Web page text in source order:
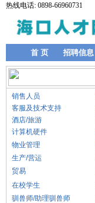
热线电话: 0898-66960731
首 页 招聘信息
销售人员
客服及技术支持
酒店/旅游
计算机硬件
物业管理
生产/营运
贸易
在校学生
驯兽师/助理驯兽师